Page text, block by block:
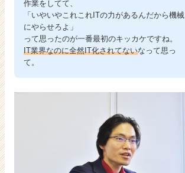
作業をしてて、
「いやいやこれこれITの力があるんだから機械
にやらせろよ」
って思ったのが一番最初のキッカケですね。
IT業界なのに全然IT化されてないなって思っ
て。